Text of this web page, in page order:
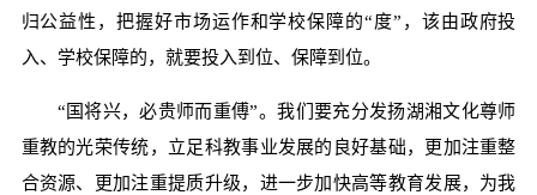
归公益性，把握好市场运作和学校保障的“度”，该由政府投
入、学校保障的，就要投入到位、保障到位。
“国将兴，必贵师而重傅”。我们要充分发扬湖湘文化尊师
重教的光荣传统，立足科教事业发展的良好基础，更加注重整
合资源、更加注重提质升级，进一步加快高等教育发展，为我